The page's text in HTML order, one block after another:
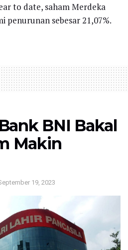
to date, saham Merdeka
penurunan sebesar 21,07%.
BNI Bakal
Makin
19, 2023